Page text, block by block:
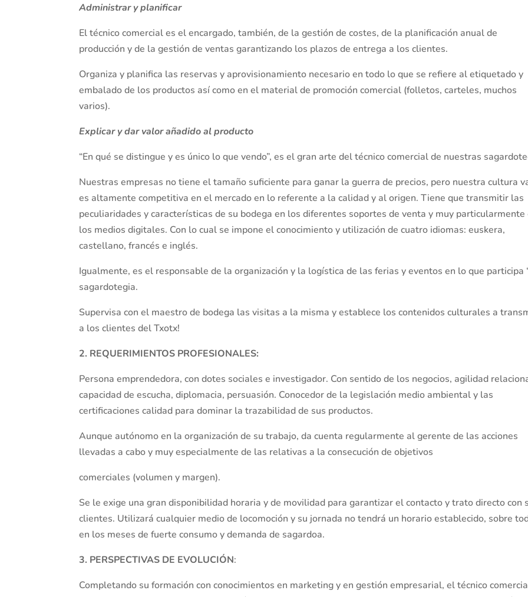
Administrar y planificar
El técnico comercial es el encargado, también, de la gestión de costes, de la planificación anual de
producción y de la gestión de ventas garantizando los plazos de entrega a los clientes.
Organiza y planifica las reservas y aprovisionamiento necesario en todo lo que se refiere al etiquetado y
embalado de los productos así como en el material de promoción comercial (folletos, carteles, muchos
varios).
Explicar y dar valor añadido al producto
“En qué se distingue y es único lo que vendo”, es el gran arte del técnico comercial de nuestras
Nuestras empresas no tiene el tamaño suficiente para ganar la guerra de precios, pero nuestra cultura
es altamente competitiva en el mercado en lo referente a la calidad y al origen. Tiene que transmitir las
peculiaridades y características de su bodega en los diferentes soportes de venta y muy particularmente
los medios digitales. Con lo cual se impone el conocimiento y utilización de cuatro idiomas: euskera,
castellano, francés e inglés.
Igualmente, es el responsable de la organización y la logística de las ferias y eventos en lo que participa
sagardotegia.
Supervisa con el maestro de bodega las visitas a la misma y establece los contenidos culturales a
a los clientes del Txotx!
2. REQUERIMIENTOS PROFESIONALES:
Persona emprendedora, con dotes sociales e investigador. Con sentido de los negocios, agilidad
capacidad de escucha, diplomacia, persuasión. Conocedor de la legislación medio ambiental y las
certificaciones calidad para dominar la trazabilidad de sus productos.
Aunque autónomo en la organización de su trabajo, da cuenta regularmente al gerente de las acciones
llevadas a cabo y muy especialmente de las relativas a la consecución de objetivos
comerciales (volumen y margen).
Se le exige una gran disponibilidad horaria y de movilidad para garantizar el contacto y trato directo con
clientes. Utilizará cualquier medio de locomoción y su jornada no tendrá un horario establecido, sobre
en los meses de fuerte consumo y demanda de sagardoa.
3. PERSPECTIVAS DE EVOLUCIÓN:
Completando su formación con conocimientos en marketing y en gestión empresarial, el técnico